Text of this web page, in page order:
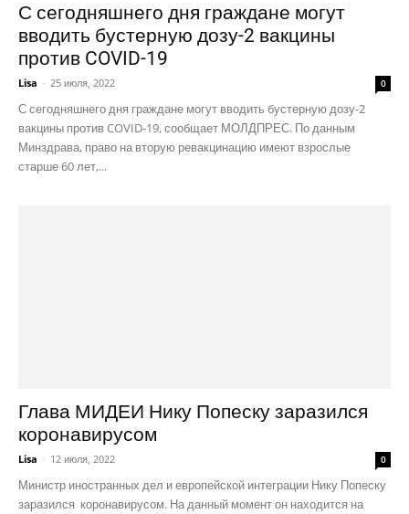
С сегодняшнего дня граждане могут
вводить бустерную дозу-2 вакцины
против COVID-19
Lisa - 25 июля, 2022 0
С сегодняшнего дня граждане могут вводить бустерную дозу-2
вакцины против COVID-19, сообщает МОЛДПРЕС. По данным
Минздрава, право на вторую ревакцинацию имеют взрослые
старше 60 лет,...
Глава МИДЕИ Нику Попеску заразился
коронавирусом
Lisa - 12 июля, 2022 0
Министр иностранных дел и европейской интеграции Нику Попеску
заразился коронавирусом. На данный момент он находится на